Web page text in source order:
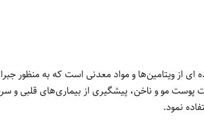
از ویتامین‌ها و مواد معدنی است که به منظور
پوست مو و ناخن، پیشگیری از بیماری‌های قلبی
نمود.